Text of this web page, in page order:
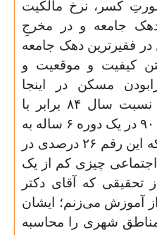
کسر، نرخ مالکیت
جامعه و در مخرجِ
فقیرترین دهک جامعه
کیفیت و موقعیت و
مسکن در اینجا
محاسبه شده است. این نسبت سال ۸۴ برابر با
۱۱۲ درصد بوده و در سال ۹۰ در یک دوره ۶ ساله به
۱۳۶ درصد افزایش یافته که این رقم ۲۶ درصدی در
چیزی کم از یک
تحقیقی که آقای دکتر
از آموزش می‌زنم؛ ایشان
شهری را محاسبه